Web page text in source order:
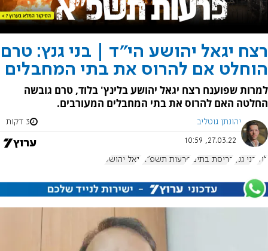
רצח יגאל יהושע הי"ד | בני גנץ: טרם
הוחלט אם להרוס את בתי המחבלים
למרות שפוענח רצח יגאל יהושע בלינץ' בלוד, טרם גובשה
החלטה האם להרוס את בתי המחבלים המעורבים.
יהונתן גוטליב 3 דקות
27.03.22, 10:59
לוד בני גנץ הריסת בתים פרעות תשפ"א יגאל יהושע